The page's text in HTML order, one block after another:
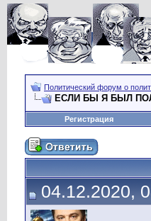
Политический форум о
ЕСЛИ БЫ Я БЫЛ
Регистрация
04.12.2020,